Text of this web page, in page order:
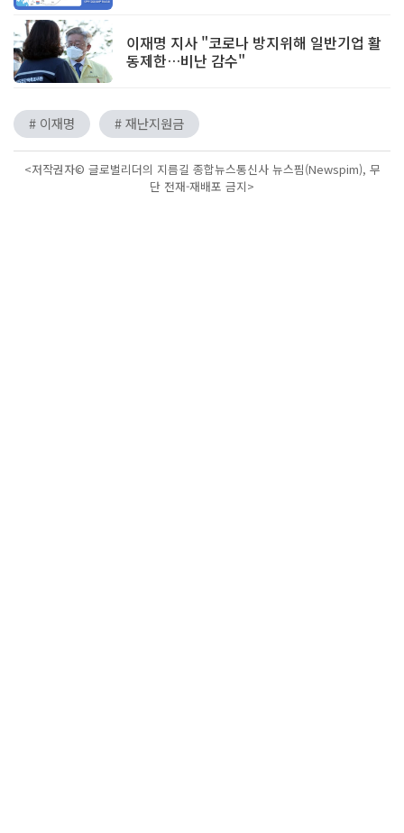
이재명 지사 "코로나 방지위해 일반기업 활
동제한…비난 감수"
# 이재명 # 재난지원금
<저작권자© 글로벌리더의 지름길 종합뉴스통신사 뉴스핌(Newspim), 무
단 전재-재배포 금지>